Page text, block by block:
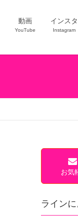
動画
YouTube
インスタ
Instagram
お気
ライン